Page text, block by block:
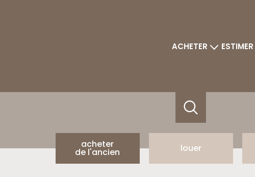
ACHETER
immeubles
ESTIMER
acheter
de l'ancien louer